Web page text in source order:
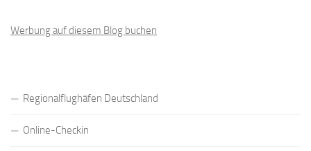
Werbung auf diesem Blog buchen
Regionalflughäfen Deutschland
Online-Checkin